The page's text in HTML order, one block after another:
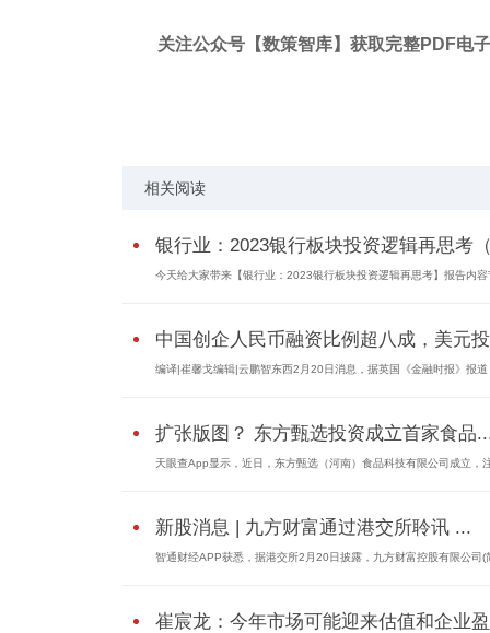
关注公众号【数策智库】获取完整PDF电
相关阅读
银行业：2023银行板块投资逻辑再思考
今天给大家带来【银行业：2023银行板块投资逻辑再思考】报告内容
中国创企人民币融资比例超八成，美元
编译|崔馨戈编辑|云鹏智东西2月20日消息，据英国《金融时报》报道
扩张版图？ 东方甄选投资成立首家食品
天眼查App显示，近日，东方甄选（河南）食品科技有限公司成立，
新股消息 | 九方财富通过港交所聆讯 ...
智通财经APP获悉，据港交所2月20日披露，九方财富控股有限公司(
崔宸龙：今年市场可能迎来估值和企业